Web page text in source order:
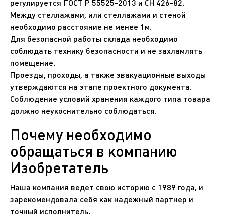
регулируется ГОСТ Р 55525-2013 и СН 426-82.
Между стеллажами, или стеллажами и стеной
необходимо расстояние не менее 1м.
Для безопасной работы склада необходимо
соблюдать технику безопасности и не захламлять
помещение.
Проезды, проходы, а также эвакуационные выходы
утверждаются на этапе проектного документа.
Соблюдение условий хранения каждого типа товара
должно неукоснительно соблюдаться.
Почему необходимо
обращаться в компанию
Изобретатель
Наша компания ведет свою историю с 1989 года, и
зарекомендовала себя как надежный партнер и
точный исполнитель.